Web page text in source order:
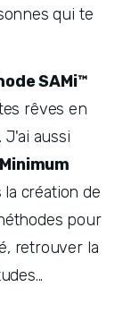
qui te
SAMi™
rêves en
aussi
création de
pour
retrouver la